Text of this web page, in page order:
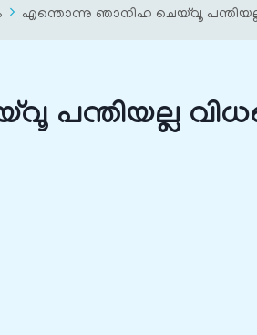
എന്തൊന്നു ഞാനിഹ ചെയ്‌വൂ
പന്തിയല്ല